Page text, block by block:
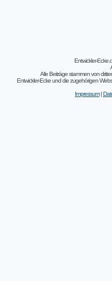
Entwickler-
Alle Beiträge stammen von
Entwickler-Ecke und die zugehörigen
Impressum|